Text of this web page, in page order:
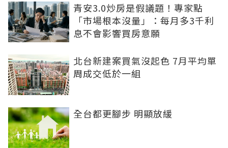
青安3.0炒房是假議題！專家點
「市場根本沒量」：每月多3千利
息不會影響買房意願
北台新建案買氣沒起色 7月平均單
周成交低於一組
全台都更腳步 明顯放緩